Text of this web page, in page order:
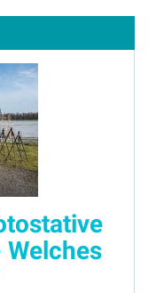
Welches